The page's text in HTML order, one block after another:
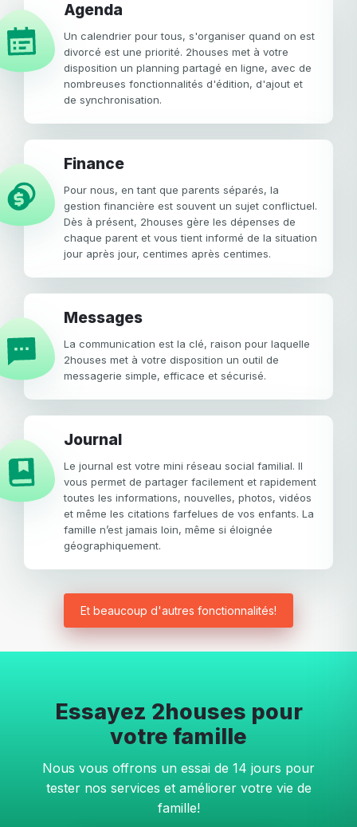
Agenda
Un calendrier pour tous, s'organiser quand on est
divorcé est une priorité. 2houses met à votre
disposition un planning partagé en ligne, avec de
nombreuses fonctionnalités d'édition, d'ajout et
de synchronisation.
Finance
Pour nous, en tant que parents séparés, la
gestion financière est souvent un sujet conflictuel.
Dès à présent, 2houses gère les dépenses de
chaque parent et vous tient informé de la situation
jour après jour, centimes après centimes.
Messages
La communication est la clé, raison pour laquelle
2houses met à votre disposition un outil de
messagerie simple, efficace et sécurisé.
Journal
Le journal est votre mini réseau social familial. Il
vous permet de partager facilement et rapidement
toutes les informations, nouvelles, photos, vidéos
et même les citations farfelues de vos enfants. La
famille n’est jamais loin, même si éloignée
géographiquement.
Et beaucoup d'autres fonctionnalités!
Essayez 2houses pour
votre famille
Nous vous offrons un essai de 14 jours pour
tester nos services et améliorer votre vie de
famille!